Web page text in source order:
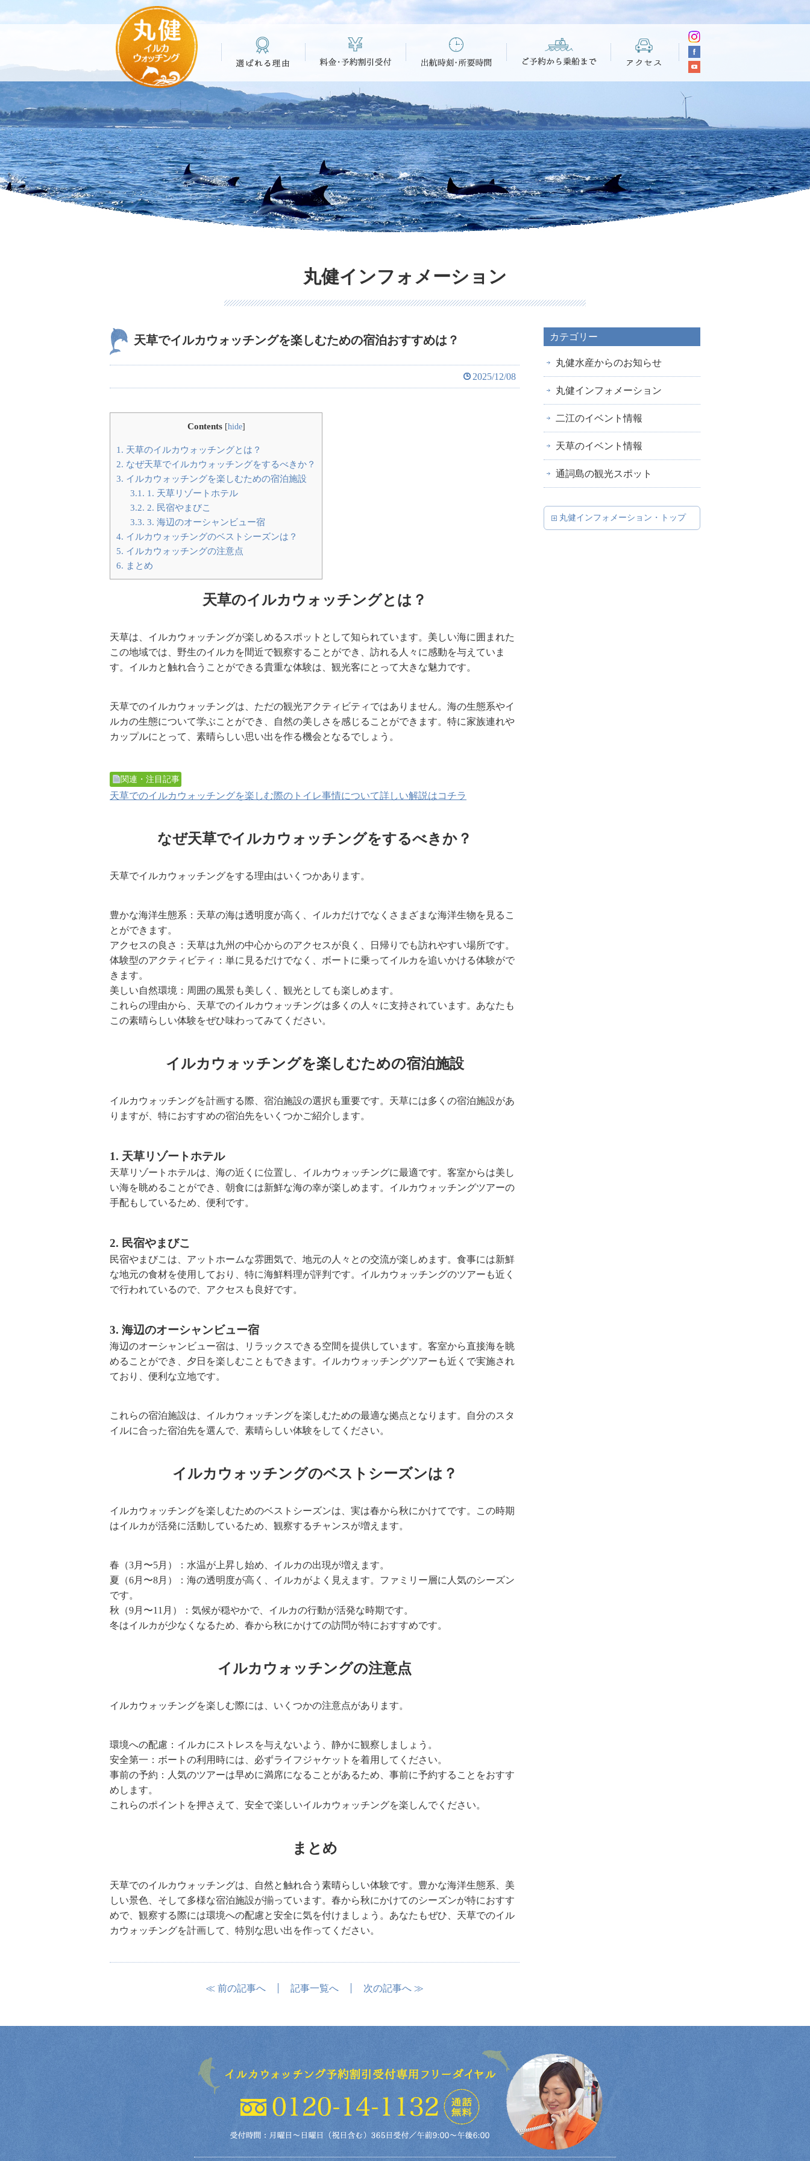
丸健インフォメーション
天草でイルカウォッチングを楽しむための宿泊おすすめは？
2025/12/08
Contents [hide]
1. 天草のイルカウォッチングとは？
2. なぜ天草でイルカウォッチングをするべきか？
3. イルカウォッチングを楽しむための宿泊施設
3.1. 1. 天草リゾートホテル
3.2. 2. 民宿やまびこ
3.3. 3. 海辺のオーシャンビュー宿
4. イルカウォッチングのベストシーズンは？
5. イルカウォッチングの注意点
6. まとめ
天草のイルカウォッチングとは？
天草は、イルカウォッチングが楽しめるスポットとして知られています。美しい海に囲まれた
この地域では、野生のイルカを間近で観察することができ、訪れる人々に感動を与えていま
す。イルカと触れ合うことができる貴重な体験は、観光客にとって大きな魅力です。
天草でのイルカウォッチングは、ただの観光アクティビティではありません。海の生態系やイ
ルカの生態について学ぶことができ、自然の美しさを感じることができます。特に家族連れや
カップルにとって、素晴らしい思い出を作る機会となるでしょう。
関連・注目記事
天草でのイルカウォッチングを楽しむ際のトイレ事情について詳しい解説はコチラ
なぜ天草でイルカウォッチングをするべきか？
天草でイルカウォッチングをする理由はいくつかあります。
豊かな海洋生態系：天草の海は透明度が高く、イルカだけでなくさまざまな海洋生物を見るこ
とができます。
アクセスの良さ：天草は九州の中心からのアクセスが良く、日帰りでも訪れやすい場所です。
体験型のアクティビティ：単に見るだけでなく、ボートに乗ってイルカを追いかける体験がで
きます。
美しい自然環境：周囲の風景も美しく、観光としても楽しめます。
これらの理由から、天草でのイルカウォッチングは多くの人々に支持されています。あなたも
この素晴らしい体験をぜひ味わってみてください。
イルカウォッチングを楽しむための宿泊施設
イルカウォッチングを計画する際、宿泊施設の選択も重要です。天草には多くの宿泊施設があ
りますが、特におすすめの宿泊先をいくつかご紹介します。
1. 天草リゾートホテル
天草リゾートホテルは、海の近くに位置し、イルカウォッチングに最適です。客室からは美し
い海を眺めることができ、朝食には新鮮な海の幸が楽しめます。イルカウォッチングツアーの
手配もしているため、便利です。
2. 民宿やまびこ
民宿やまびこは、アットホームな雰囲気で、地元の人々との交流が楽しめます。食事には新鮮
な地元の食材を使用しており、特に海鮮料理が評判です。イルカウォッチングのツアーも近く
で行われているので、アクセスも良好です。
3. 海辺のオーシャンビュー宿
海辺のオーシャンビュー宿は、リラックスできる空間を提供しています。客室から直接海を眺
めることができ、夕日を楽しむこともできます。イルカウォッチングツアーも近くで実施され
ており、便利な立地です。
これらの宿泊施設は、イルカウォッチングを楽しむための最適な拠点となります。自分のスタ
イルに合った宿泊先を選んで、素晴らしい体験をしてください。
イルカウォッチングのベストシーズンは？
イルカウォッチングを楽しむためのベストシーズンは、実は春から秋にかけてです。この時期
はイルカが活発に活動しているため、観察するチャンスが増えます。
春（3月〜5月）：水温が上昇し始め、イルカの出現が増えます。
夏（6月〜8月）：海の透明度が高く、イルカがよく見えます。ファミリー層に人気のシーズン
です。
秋（9月〜11月）：気候が穏やかで、イルカの行動が活発な時期です。
冬はイルカが少なくなるため、春から秋にかけての訪問が特におすすめです。
イルカウォッチングの注意点
イルカウォッチングを楽しむ際には、いくつかの注意点があります。
環境への配慮：イルカにストレスを与えないよう、静かに観察しましょう。
安全第一：ボートの利用時には、必ずライフジャケットを着用してください。
事前の予約：人気のツアーは早めに満席になることがあるため、事前に予約することをおすす
めします。
これらのポイントを押さえて、安全で楽しいイルカウォッチングを楽しんでください。
まとめ
天草でのイルカウォッチングは、自然と触れ合う素晴らしい体験です。豊かな海洋生態系、美
しい景色、そして多様な宿泊施設が揃っています。春から秋にかけてのシーズンが特におすす
めで、観察する際には環境への配慮と安全に気を付けましょう。あなたもぜひ、天草でのイル
カウォッチングを計画して、特別な思い出を作ってください。
≪ 前の記事へ 記事一覧へ 次の記事へ ≫
カテゴリー
丸健水産からのお知らせ
丸健インフォメーション
二江のイベント情報
天草のイベント情報
通詞島の観光スポット
丸健インフォメーション・トップ